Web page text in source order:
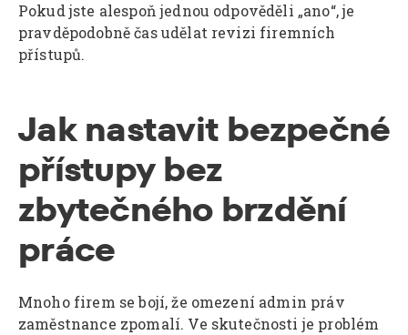
Pokud jste alespoň jednou odpověděli „ano“, je
pravděpodobně čas udělat revizi firemních
přístupů.
Jak nastavit bezpečné
přístupy bez
zbytečného brzdění
práce
Mnoho firem se bojí, že omezení admin práv
zaměstnance zpomalí. Ve skutečnosti je problém